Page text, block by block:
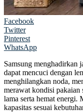
Facebook
Twitter
Pinterest
WhatsApp
Samsung menghadirkan
dapat mencuci dengan
menghilangkan noda,
merawat kondisi pakaian
lama serta hemat energi.
kapasitas sesuai